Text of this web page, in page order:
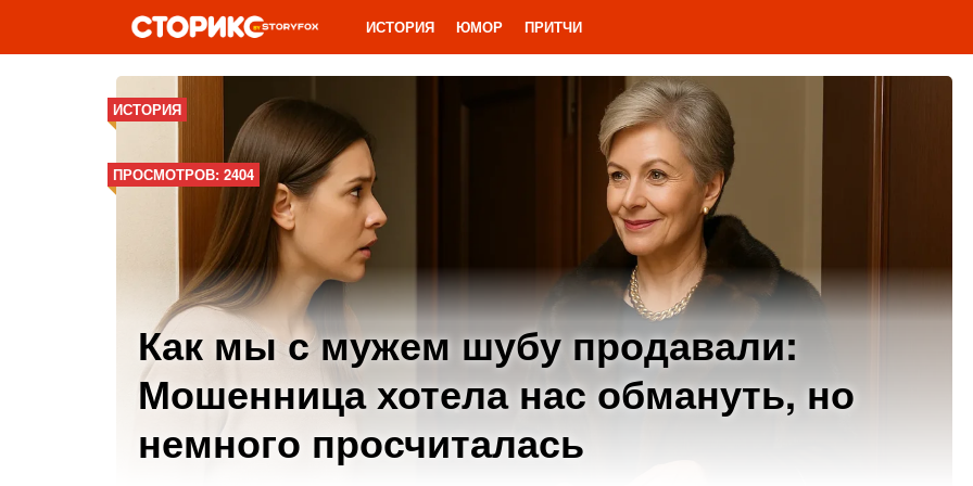
ИСТОРИЯ ЮМОР ПРИТЧИ
ИСТОРИЯ
ПРОСМОТРОВ: 2404
Как мы с мужем шубу продавали:
Мошенница хотела нас обмануть, но
немного просчиталась